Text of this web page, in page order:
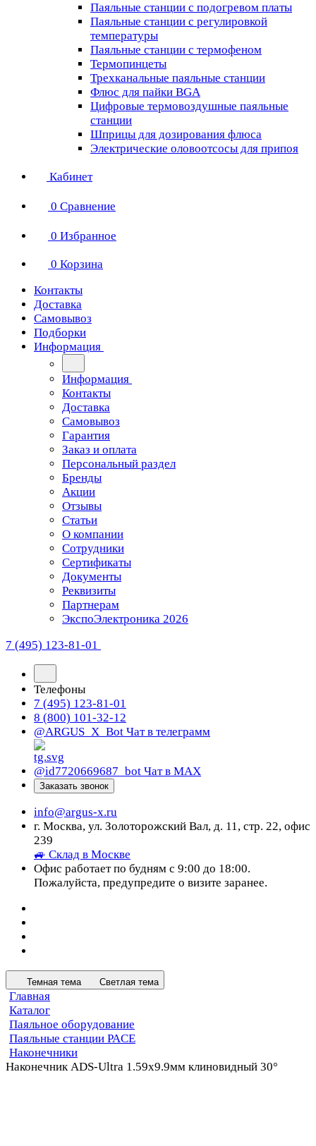
Паяльные станции с подогревом платы
Паяльные станции с регулировкой
температуры
Паяльные станции с термофеном
Термопинцеты
Трехканальные паяльные станции
Флюс для пайки BGA
Цифровые термовоздушные паяльные
станции
Шприцы для дозирования флюса
Электрические оловоотсосы для припоя
Кабинет
0 Сравнение
0 Избранное
0 Корзина
Контакты
Доставка
Самовывоз
Подборки
Информация
Информация
Контакты
Доставка
Самовывоз
Гарантия
Заказ и оплата
Персональный раздел
Бренды
Акции
Отзывы
Статьи
О компании
Сотрудники
Сертификаты
Документы
Реквизиты
Партнерам
ЭкспоЭлектроника 2026
7 (495) 123-81-01
Телефоны
7 (495) 123-81-01
8 (800) 101-32-12
@ARGUS_X_Bot Чат в телеграмм
@id7720669687_bot Чат в МАХ
Заказать звонок
info@argus-x.ru
г. Москва, ул. Золоторожский Вал, д. 11, стр. 22, офис
239
🚙 Склад в Москве
Офис работает по будням с 9:00 до 18:00.
Пожалуйста, предупредите о визите заранее.
Темная тема Светлая тема
Главная
Каталог
Паяльное оборудование
Паяльные станции PACE
Наконечники
Наконечник ADS-Ultra 1.59х9.9мм клиновидный 30°